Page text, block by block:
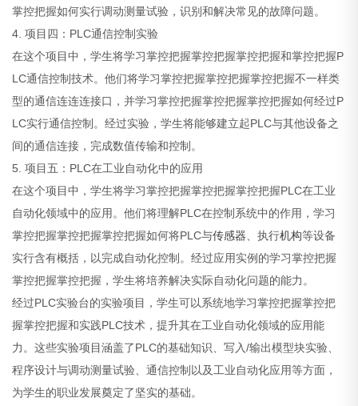
掌控把握如何实行调动测量试验，识别和解决常见的故障问题。
4. 项目四：PLC通信控制实验
在这个项目中，学生将学习掌控把握掌控把握掌控把握和掌控把握P
LC通信控制技术。他们将学习掌控把握掌控把握掌控把握不一样类
型的通信连连连接口，并学习掌控把握掌控把握掌控把握如何经过P
LC实行通信控制。经过实验，学生将能够建立起PLC与其他设备之
间的通信连接，完成数值传输和控制。
5. 项目五：PLC在工业自动化中的应用
在这个项目中，学生将学习掌控把握掌控把握掌控把握PLC在工业
自动化领域中的应用。他们将理解PLC在控制系统中的作用，学习
掌控把握掌控把握掌控把握如何将PLC与传感器、执行机构等设备
实行含有概括，以完成自动化控制。经过应用实例的学习掌控把握
掌控把握掌控把握，学生将培养解决实际自动化问题的能力。
经过PLC实验台的实验项目，学生可以系统地学习掌控把握掌控把
握掌控把握和实践PLC技术，提升其在工业自动化领域的应用能
力。这些实验项目涵盖了PLC的基础知识、写入/输出模型块实验、
程序设计与调动测量试验、通信控制以及工业自动化应用等方面，
为学生的职业发展奠定了坚实的基础。